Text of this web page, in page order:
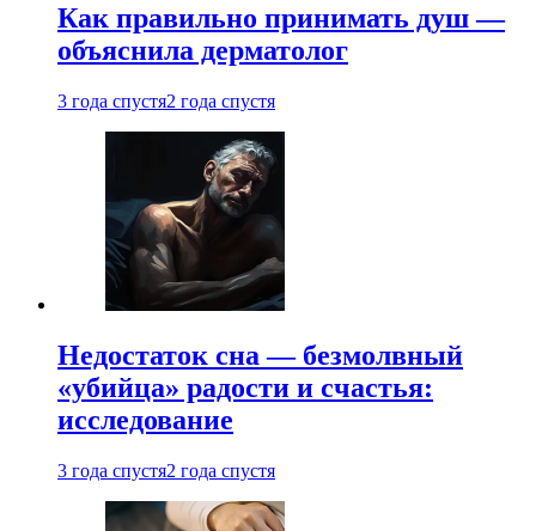
Как правильно принимать душ —
объяснила дерматолог
3 года спустя2 года спустя
Недостаток сна — безмолвный
«убийца» радости и счастья:
исследование
3 года спустя2 года спустя